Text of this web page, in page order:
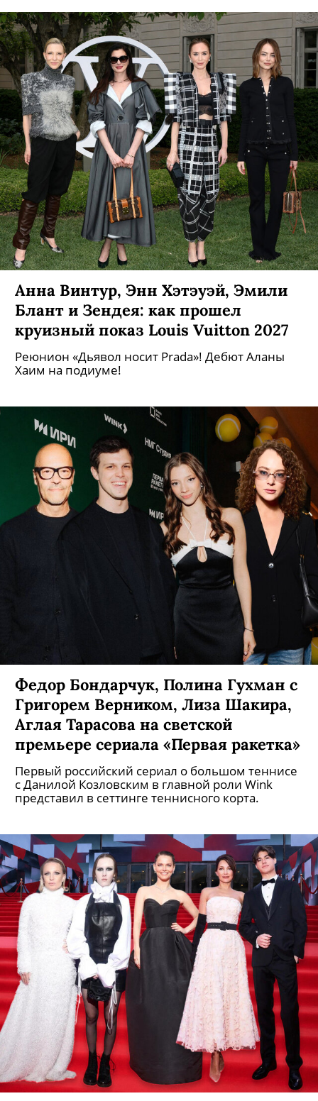
Анна Винтур, Энн Хэтэуэй, Эмили
Блант и Зендея: как прошел
круизный показ Louis Vuitton 2027
Реюнион «Дьявол носит Prada»! Дебют Аланы
Хаим на подиуме!
Федор Бондарчук, Полина Гухман с
Григорем Верником, Лиза Шакира,
Аглая Тарасова на светской
премьере сериала «Первая ракетка»
Первый российский сериал о большом теннисе
с Данилой Козловским в главной роли Wink
представил в сеттинге теннисного корта.